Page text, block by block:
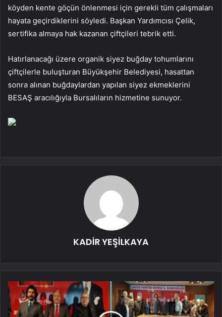
köyden kente göçün önlenmesi için gerekli tüm çalışmaları
hayata geçirdiklerini söyledi. Başkan Yardımcısı Çelik,
sertifika almaya hak kazanan çiftçileri tebrik etti.
Hatırlanacağı üzere organik siyez buğday tohumlarını
çiftçilerle buluşturan Büyükşehir Belediyesi, hasattan
sonra alınan buğdaylardan yapılan siyez ekmeklerini
BESAŞ aracılığıyla Bursalıların hizmetine sunuyor.
KADİR YEŞİLKAYA